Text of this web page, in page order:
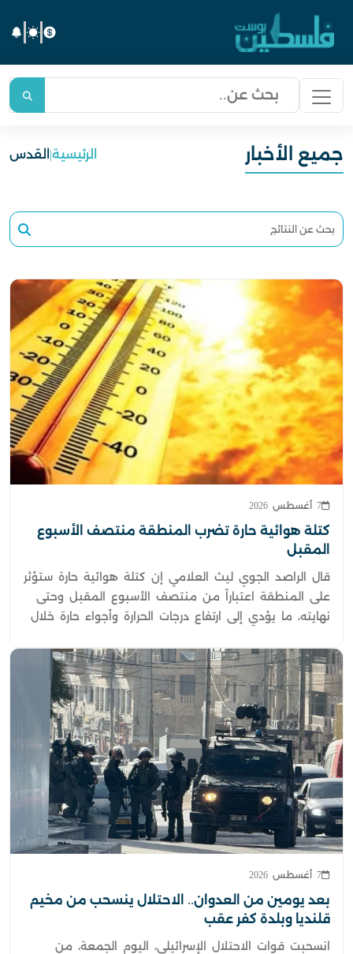
جميع الأخبار الرئيسية| القدس
7 أغسطس 2026
كتلة هوائية حارة تضرب المنطقة منتصف الأسبوع
المقبل
قال الراصد الجوي ليث العلامي إن كتلة هوائية حارة ستؤثر
على المنطقة اعتباراً من منتصف الأسبوع المقبل وحتى
نهايته، ما يؤدي إلى ارتفاع درجات الحرارة وأجواء حارة خلال
7 أغسطس 2026
بعد يومين من العدوان.. الاحتلال ينسحب من مخيم
قلنديا وبلدة كفر عقب
انسحبت قوات الاحتلال الإسرائيلي، اليوم الجمعة، من